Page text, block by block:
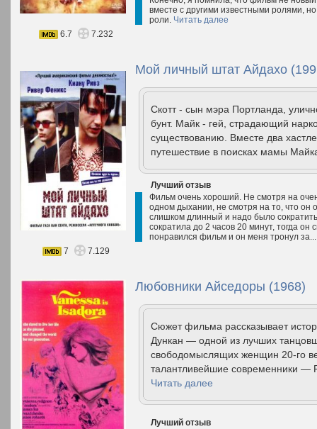
вместе с другими известными ролями,
роли. Читать далее
6.7
7.232
Мой личный штат Айдахо
Скотт - сын мэра Портланда,
бунт. Майк - гей, страдающий
существованию. Вместе два
путешествие в поисках мамы
Лучший отзыв
Фильм очень хороший. Не смотря на
одном дыхании, не смотря на то, что он
слишком длинный и надо было
сократила до 2 часов 20 минут, тогда
понравился фильм и он меня тронул
7
7.129
Любовники Айседоры (1968)
Сюжет фильма рассказывает
Дункан — одной из лучших
свободомыслящих женщин 20-го
талантливейшие современники —
Читать далее
Лучший отзыв